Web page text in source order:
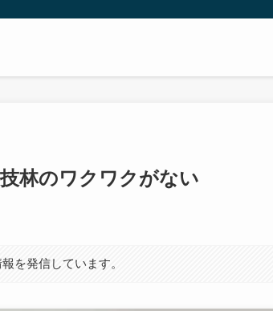
林のワクワクがない
を発信しています。